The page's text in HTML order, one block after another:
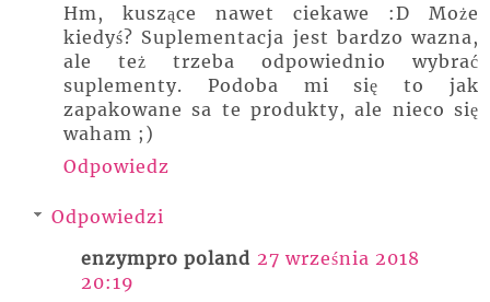
Hm, kuszące nawet ciekawe :D Może
kiedyś? Suplementacja jest bardzo wazna,
ale też trzeba odpowiednio wybrać
suplementy. Podoba mi się to jak
zapakowane sa te produkty, ale nieco się
waham ;)
Odpowiedz
Odpowiedzi
enzympro poland 27 września 2018
20:19